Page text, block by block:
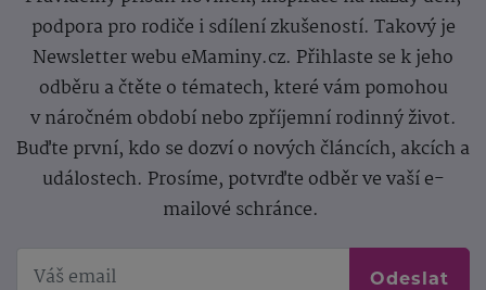
podpora pro rodiče i sdílení zkušeností. Takový je
Newsletter webu eMaminy.cz. Přihlaste se k jeho
odběru a čtěte o tématech, které vám pomohou
v náročném období nebo zpříjemní rodinný život.
Buďte první, kdo se dozví o nových článcích, akcích a
událostech. Prosíme, potvrďte odběr ve vaší e-
mailové schránce.
Odeslat